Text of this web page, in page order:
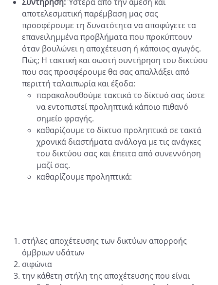
αποτελεσματική παρέμβαση μας σας
προσφέρουμε τη δυνατότητα να αποφύγετε τα
επανειλημμένα προβλήματα που προκύπτουν
όταν βουλώνει η αποχέτευση ή κάποιος αγωγός.
Πώς; Η τακτική και σωστή συντήρηση του δικτύου
που σας προσφέρουμε θα σας απαλλάξει από
περιττή ταλαιπωρία και έξοδα:
παρακολουθούμε τακτικά το δίκτυό σας ώστε
να εντοπιστεί προληπτικά κάποιο πιθανό
σημείο φραγής.
καθαρίζουμε το δίκτυο προληπτικά σε τακτά
χρονικά διαστήματα ανάλογα με τις ανάγκες
του δικτύου σας και έπειτα από συνεννόηση
μαζί σας.
καθαρίζουμε προληπτικά:
στήλες αποχέτευσης των δικτύων απορροής
όμβριων υδάτων
σιφώνια
την κάθετη στήλη της αποχέτευσης που είναι